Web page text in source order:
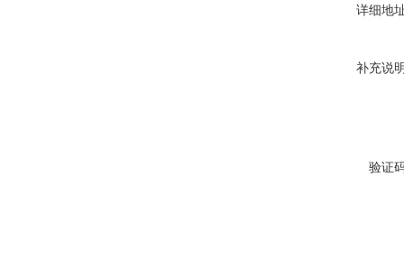
详细地
补充说
验证